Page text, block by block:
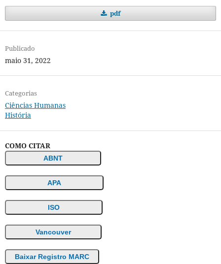
pdf
Publicado
maio 31, 2022
Categorias
Ciências Humanas
História
COMO CITAR
ABNT
APA
ISO
Vancouver
Baixar Registro MARC